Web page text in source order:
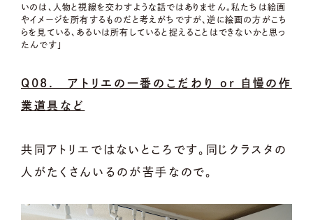
いのは、人物と視線を交わすような話ではありません。私たちは絵画
やイメージを所有するものだと考えがちですが、逆に絵画の方がこち
らを見ている、あるいは所有していると捉えることはできないかと思っ
たんです」
Q08. アトリエの一番のこだわり or 自慢の作
業道具など
共同アトリエではないところです。同じクラスタの
人がたくさんいるのが苦手なので。